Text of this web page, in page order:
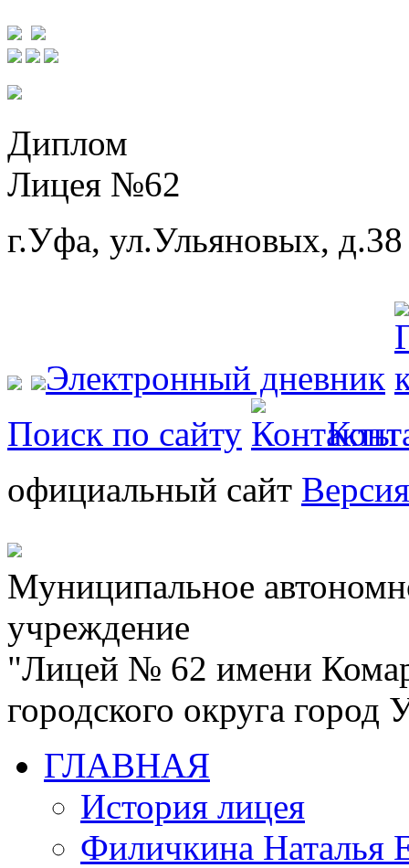
Диплом
Лицея №62
г.Уфа, ул.Ульяновых, д.38
Электронный дневник
Поиск по сайту
официальный сайт
Муниципальное
учреждение
"Лицей № 62 имени
городского округа
ГЛАВНАЯ
История лицея
Филичкина Наталья